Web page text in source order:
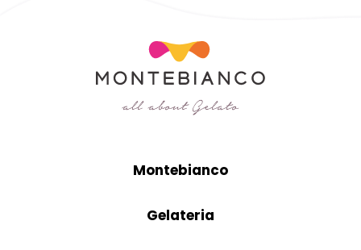
Montebianco
Gelateria